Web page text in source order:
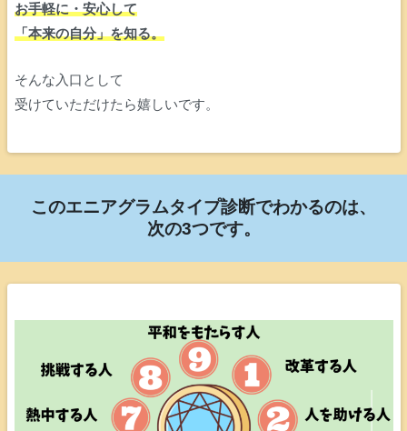
お手軽に・安心して
「本来の自分」を知る。
そんな入口として
受けていただけたら嬉しいです。
このエニアグラムタイプ診断でわかるのは、
次の3つです。